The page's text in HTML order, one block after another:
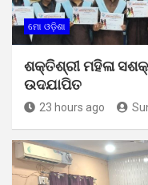
ମୋ ଓଡ଼ିଶା
ଶକ୍ତିଶ୍ରୀ ମହିଳା
ଉଦଯାପିତ
23 hours ago